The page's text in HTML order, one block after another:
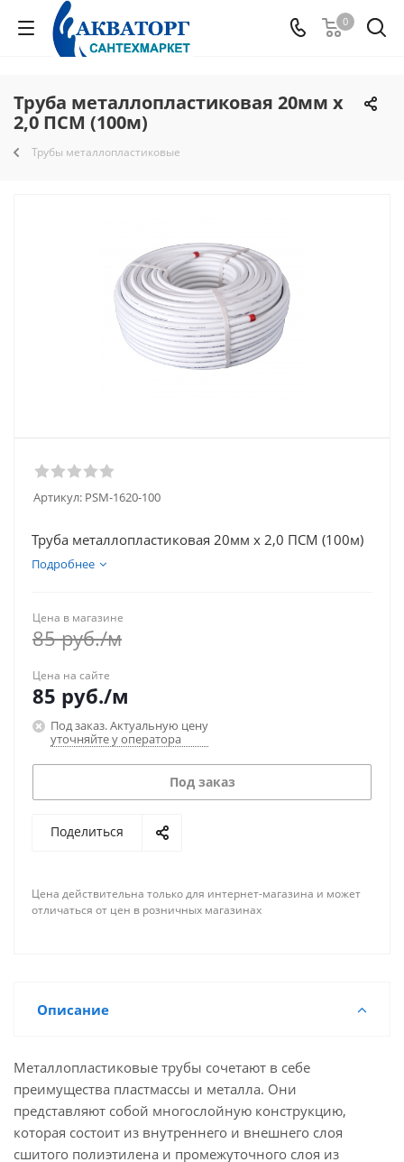
0
Труба металлопластиковая 20мм х
2,0 ПСМ (100м)
Трубы металлопластиковые
Артикул: PSM-1620-100
Труба металлопластиковая 20мм х 2,0 ПСМ (100м)
Подробнее
Цена в магазине
85руб./м
Цена на сайте
85 руб./м
Под заказ. Актуальную цену
уточняйте у оператора
Под заказ
Поделиться
Цена действительна только для интернет-магазина и может
отличаться от цен в розничных магазинах
Описание
Металлопластиковые трубы сочетают в себе
преимущества пластмассы и металла. Они
представляют собой многослойную конструкцию,
которая состоит из внутреннего и внешнего слоя
сшитого полиэтилена и промежуточного слоя из